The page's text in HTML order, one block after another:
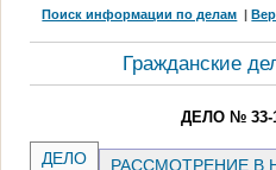
Поиск информации по делам |
Гражданские
ДЕЛО № 33-
ДЕЛО РАССМОТРЕНИЕ В